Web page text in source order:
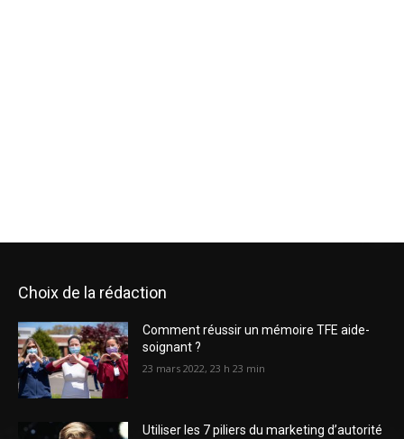
Choix de la rédaction
Comment réussir un mémoire TFE aide-
soignant ?
23 mars 2022, 23 h 23 min
Utiliser les 7 piliers du marketing d’autorité